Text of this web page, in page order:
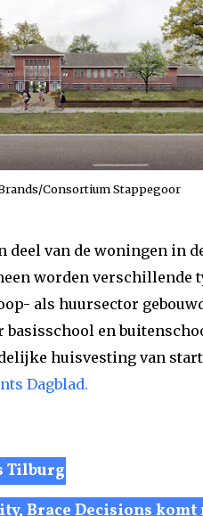
Consortium Stappegoor
deel van de woningen in
worden verschillende
als huursector
en
huisvesting van start
Dagblad.
Tilburg
Brace Decisions